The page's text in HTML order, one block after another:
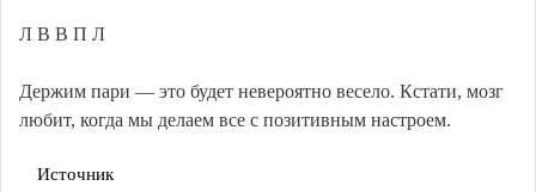
Л В В П Л
Держим пари — это будет невероятно весело. Кстати, мозг
любит, когда мы делаем все с позитивным настроем.
Источник